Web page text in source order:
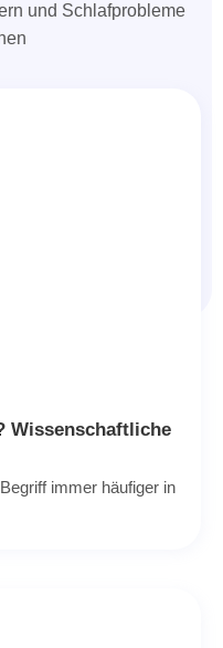
und Schlafprobleme
Wissenschaftliche
immer häufiger in